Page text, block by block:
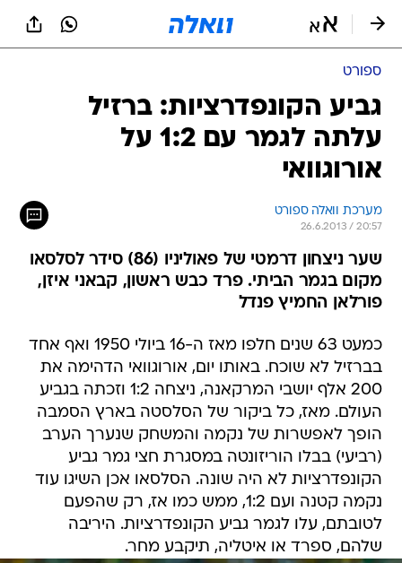
ספורט
גביע הקונפדרציות: ברזיל
עלתה לגמר עם 1:2 על
אורוגוואי
מערכת וואלה ספורט
26.6.2013 / 20:57
שער ניצחון דרמטי של פאוליניו (86) סידר לסלסאו
מקום בגמר הביתי. פרד כבש ראשון, קבאני איזן,
פורלאן החמיץ פנדל
כמעט 63 שנים חלפו מאז ה-16 ביולי 1950 ואף אחד
בברזיל לא שוכח. באותו יום, אורוגוואי הדהימה את
200 אלף יושבי המרקאנה, ניצחה 1:2 וזכתה בגביע
העולם. מאז, כל ביקור של הסלסטה בארץ הסמבה
הופך לאפשרות של נקמה והמשחק שנערך הערב
(רביעי) בבלו הוריזונטה במסגרת חצי גמר גביע
הקונפדרציות לא היה שונה. הסלסאו אכן השיגו עוד
נקמה קטנה ועם 1:2, ממש כמו אז, רק שהפעם
לטובתם, עלו לגמר גביע הקונפדרציות. היריבה
שלהם, ספרד או איטליה, תיקבע מחר.